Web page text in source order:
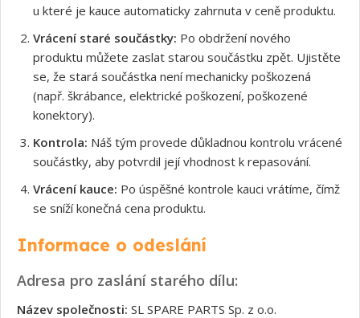
u které je kauce automaticky zahrnuta v ceně produktu.
Vrácení staré součástky: Po obdržení nového
produktu můžete zaslat starou součástku zpět. Ujistěte
se, že stará součástka není mechanicky poškozená
(např. škrábance, elektrické poškození, poškozené
konektory).
Kontrola: Náš tým provede důkladnou kontrolu vrácené
součástky, aby potvrdil její vhodnost k repasování.
Vrácení kauce: Po úspěšné kontrole kauci vrátíme, čímž
se sníží konečná cena produktu.
Informace o odeslání
Adresa pro zaslání starého dílu:
Název společnosti: SL SPARE PARTS Sp. z o.o.